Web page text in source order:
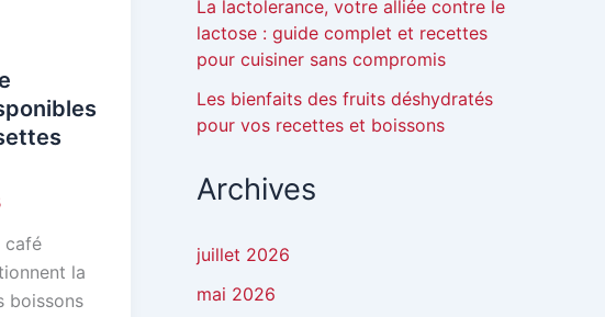
café
la
boissons
La lactolerance, votre alliée contre le
lactose : guide complet et recettes
pour cuisiner sans compromis
Les bienfaits des fruits déshydratés
pour vos recettes et boissons
Archives
juillet 2026
mai 2026